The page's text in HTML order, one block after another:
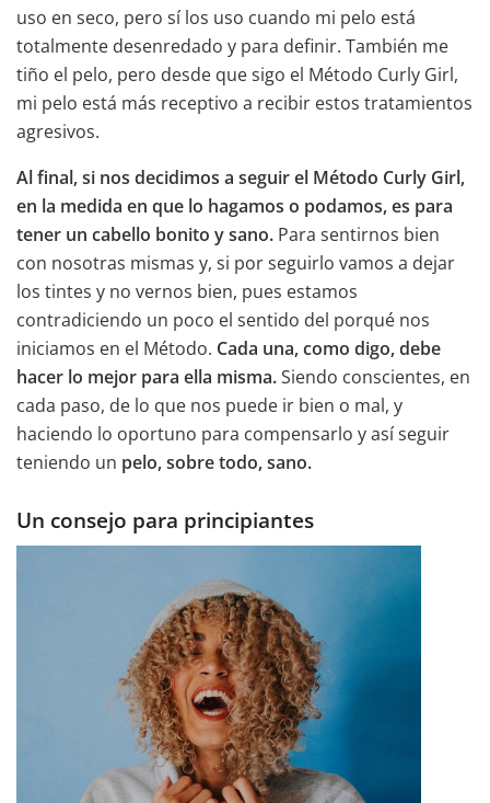
uso en seco, pero sí los uso cuando mi pelo está
totalmente desenredado y para definir. También me
tiño el pelo, pero desde que sigo el Método Curly Girl,
mi pelo está más receptivo a recibir estos tratamientos
agresivos.
Al final, si nos decidimos a seguir el Método Curly Girl,
en la medida en que lo hagamos o podamos, es para
tener un cabello bonito y sano. Para sentirnos bien
con nosotras mismas y, si por seguirlo vamos a dejar
los tintes y no vernos bien, pues estamos
contradiciendo un poco el sentido del porqué nos
iniciamos en el Método. Cada una, como digo, debe
hacer lo mejor para ella misma.Siendo conscientes, en
cada paso, de lo que nos puede ir bien o mal, y
haciendo lo oportuno para compensarlo y así seguir
teniendo un pelo, sobre todo, sano.
Un consejo para principiantes